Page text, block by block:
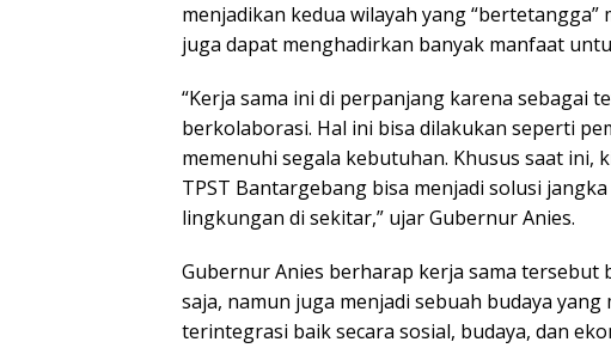
menjadikan kedua wilayah yang
juga dapat menghadirkan banyak manfaat
“Kerja sama ini di perpanjang karena sebagai
berkolaborasi. Hal ini bisa dilakukan seperti
memenuhi segala kebutuhan. Khusus saat
TPST Bantargebang bisa menjadi solusi
lingkungan di sekitar,” ujar Gubernur Anies.
Gubernur Anies berharap kerja sama
saja, namun juga menjadi sebuah budaya
terintegrasi baik secara sosial, budaya, dan